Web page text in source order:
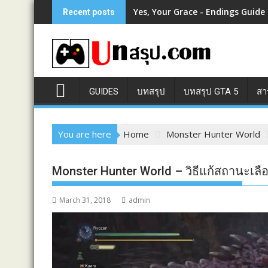
to
Recent posts Yes, Your Grace - Endings Guide
GUIDES บทสรุป บทสรุป GTA 5 ส
You are here Home Monster Hunter World
Monster Hunter World – วิธีแก้สถานะเลื
March 31, 2018 admin